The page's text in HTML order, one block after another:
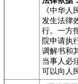
《中华
发生法律
行。一方
院申请执
调解书和
当事人必
可以向人